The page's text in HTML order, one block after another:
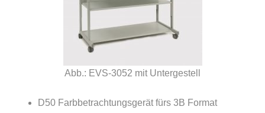
Abb.: EVS-3052 mit Untergestell
D50 Farbbetrachtungsgerät fürs 3B Format